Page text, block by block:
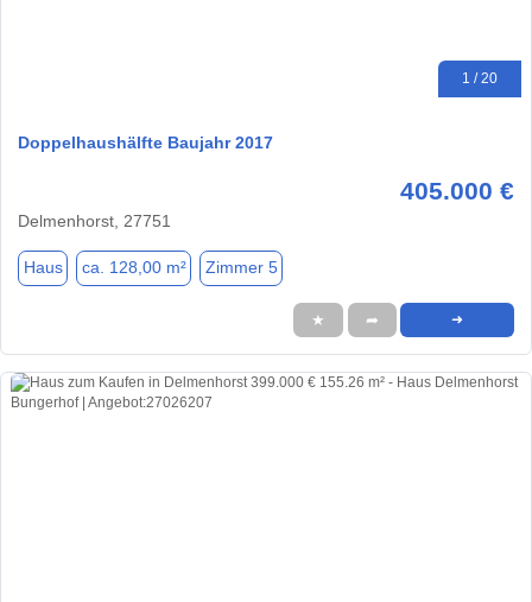
1 / 20
Doppelhaushälfte Baujahr 2017
405.000 €
Delmenhorst, 27751
Haus ca. 128,00 m² Zimmer 5
★ ➦ ➜